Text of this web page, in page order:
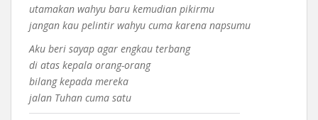
utamakan wahyu baru kemudian pikirmu
jangan kau pelintir wahyu cuma karena napsumu
Aku beri sayap agar engkau terbang
di atas kepala orang-orang
bilang kepada mereka
jalan Tuhan cuma satu